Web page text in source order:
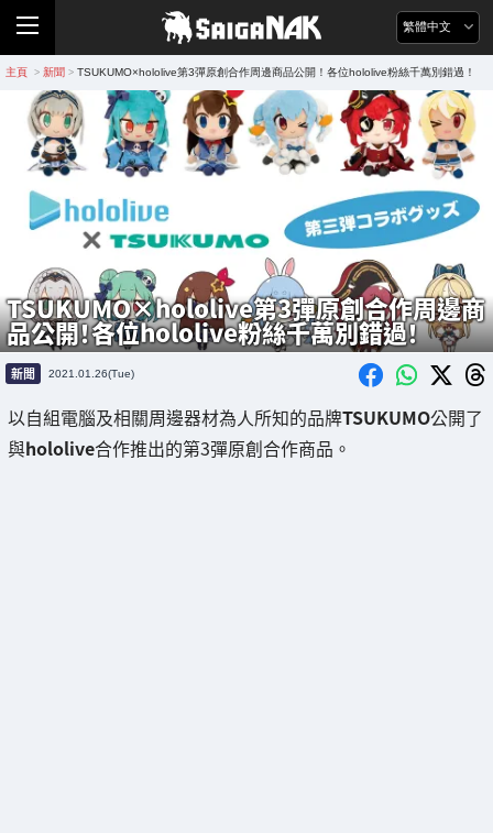
繁體中文
主頁 > 新聞 > TSUKUMO×hololive第3彈原創合作周邊商品公開！各位hololive粉絲千萬別錯過！
TSUKUMO×hololive第3彈原創合作周邊商
品公開！各位hololive粉絲千萬別錯過！
新聞 2021.01.26(Tue)
以自組電腦及相關周邊器材為人所知的品牌TSUKUMO公開了
與hololive合作推出的第3彈原創合作商品。